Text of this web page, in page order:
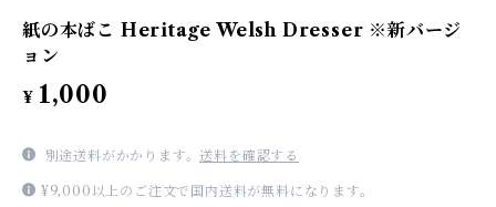
紙の本ばこ Heritage Welsh Dresser ※新バージ
ョン
¥ 1,000
別途送料がかかります。送料を確認する
¥9,000以上のご注文で国内送料が無料になります。